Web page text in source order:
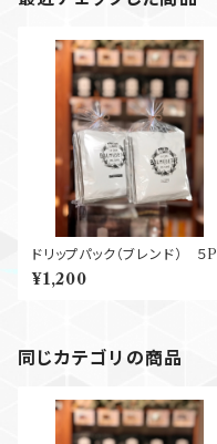
ドリップパック（ブレンド） ５P
¥1,200
同じカテゴリの商品